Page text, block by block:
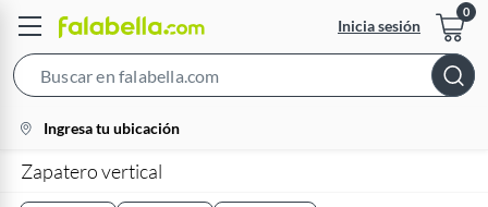
Inicia sesión
Bar
location-
icon
Ingresa tu ubicación
Zapatero vertical